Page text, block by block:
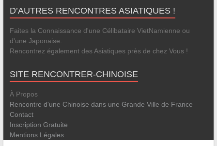
D’AUTRES RENCONTRES ASIATIQUES !
Faites la Connaissance d'une Célibataire VietNamienne ou
d'une Japonaise.
Rencontrez également des Asiatiques près de chez Vous !
SITE RENCONTRER-CHINOISE
À Propos
Rencontre d'une Chinoise dans une Grande Ville de France
Contact
Inscription Gratuite
Mentions Légales